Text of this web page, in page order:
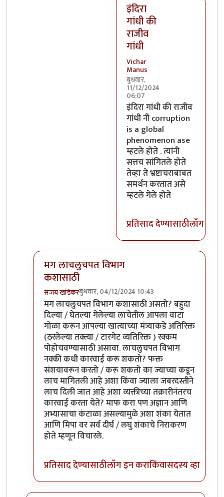
इंदिरा
गांधी की
राजीव
गांधी
Vichar
Manus
बुधवार,
11/12/2024
06:07
In reply toएखादे सत्य लिहिणे
इंदिरा गांधी की राजीव
गांधी नी corruption
is a global
phenomenon ase
म्हटले होते . त्यांनी
सत्तच सांगितले होते
तेव्हा ते भ्रष्टाचराबाबत
समर्थन करतात असे
म्हटले गेले होते
प्रतिसाद देण्यासाठीलॉग इन
मग लाचलुचपत विभाग
कशासाठी
संजय खांडेकरबुधवार, 04/12/2024 10:43
In reply toकोणतेही सरकारी काम हेbyअमरेंद्र बाहुबली
मग लाचलुचपत विभाग कशासाठी असतो? बहुदा
दिल्या / घेतल्या गेलेल्या लाचेतील आपला वाटा
गोळा करून आपल्या खात्याच्या मंत्र्याकडे अतिरिक्त
(ठरलेल्या तक्त्या / टारगेट व्यतिरिक्त ) रक्कम
पोहोचवण्यासाठी असावा. लाचलुचपत विभाग
नक्की कधी कारवाई करू शकतो? फक्त
संशयावरून करतो / करू शकतो का ज्याच्या कडून
लाच मागितली आहे अशा किंवा ज्याला जबरदस्तीने
लाच दिली जात आहे अशा व्यक्तीच्या तक्रारीनंतरच
कारवाई करता येते? माफ करा पण अज्ञान आणि
अभ्यासाचा कंटाळा असल्यामुळे अशा शंका येतात
आणि मिपा वर सर्व दीर्घ / लघु शंकाचे निराकरण
होते म्हणून विचारले.
प्रतिसाद देण्यासाठीलॉग इन कराकिंवासदस्य व्हा